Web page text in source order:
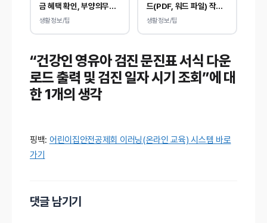
금 혜택 확인, 부양의무
자 기준 없이 소득, 재산
생활정보/팁
드(PDF, 워드 파일) 작성
방법 및 예시
생활정보/팁
“건강인 영유아 검진 문진표 서식 다운
로드 출력 및 검진 일자 시기 조회”에 대
한 1개의 생각
핑백: 어린이집안전공제회 이러닝(온라인 교육) 시스템 바로
가기
댓글 남기기